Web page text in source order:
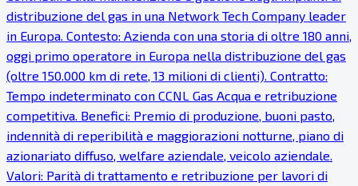
distribuzione del gas in una Network Tech Company leader
in Europa. Contesto: Azienda con una storia di oltre 180 anni,
oggi primo operatore in Europa nella distribuzione del gas
(oltre 150.000 km di rete, 13 milioni di clienti). Contratto:
Tempo indeterminato con CCNL Gas Acqua e retribuzione
competitiva. Benefici: Premio di produzione, buoni pasto,
indennità di reperibilità e maggiorazioni notturne, piano di
azionariato diffuso, welfare aziendale, veicolo aziendale.
Valori: Parità di trattamento e retribuzione per lavori di